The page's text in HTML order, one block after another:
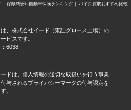
保険料安い自動車保険ランキング バイク買取おすすめ比較
、株式会社イード（東証グロース上場）の
ビスです。
6038
ドは、個人情報の適切な取扱いを行う事業
与されるプライバシーマークの付与認定を
。